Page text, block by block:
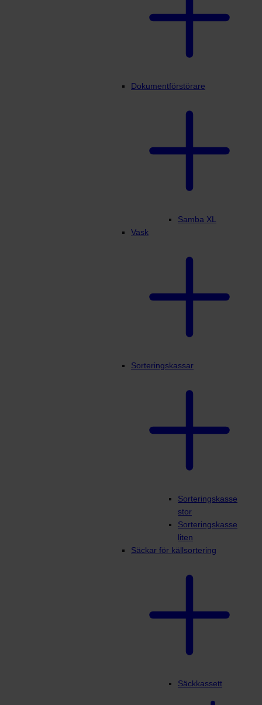
Dokumentförstörare
Samba XL
Vask
Sorteringskassar
Sorteringskasse
stor
Sorteringskasse
liten
Säckar för källsortering
Säckkassett